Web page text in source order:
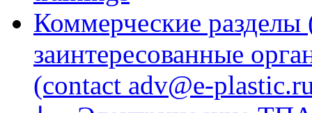
Коммерческие
заинтересованные
(contact adv@e-